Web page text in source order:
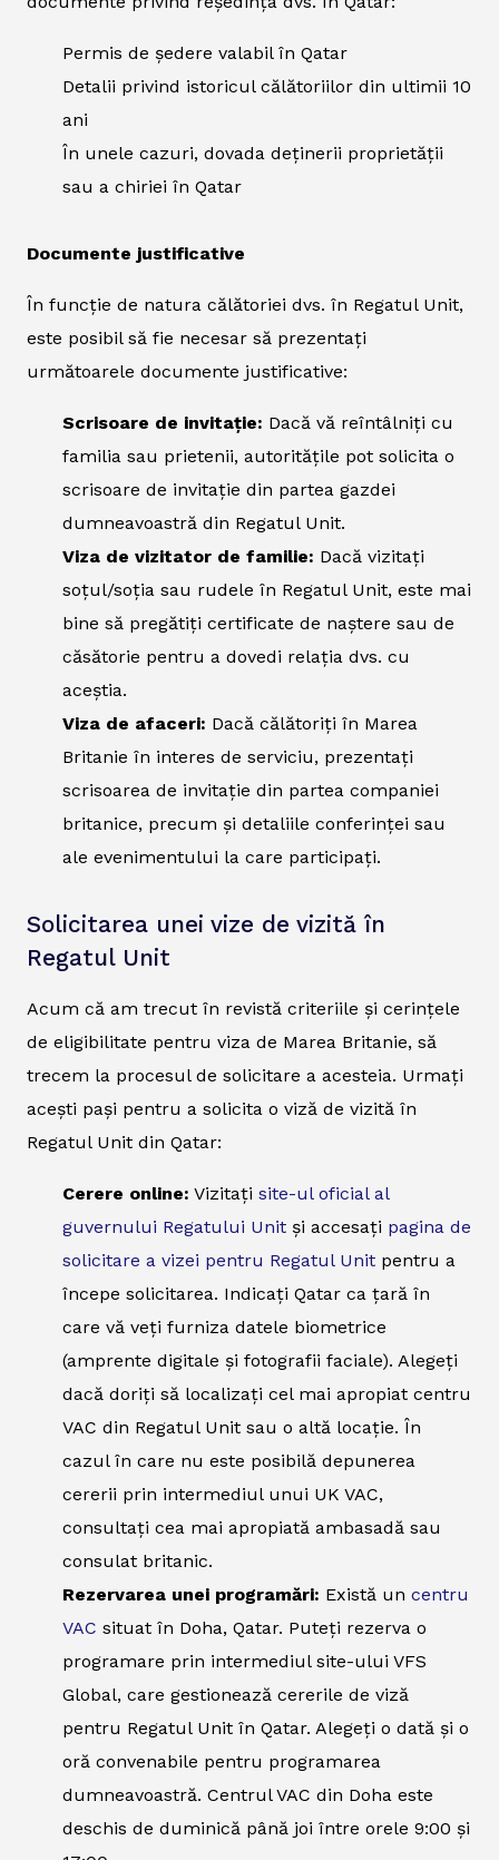
Permis de ședere valabil în Qatar
Detalii privind istoricul călătoriilor din ultimii 10
ani
În unele cazuri, dovada deținerii proprietății
sau a chiriei în Qatar
Documente justificative
În funcție de natura călătoriei dvs. în Regatul Unit,
este posibil să fie necesar să prezentați
următoarele documente justificative:
Scrisoare de invitație: Dacă vă reîntâlniți cu
familia sau prietenii, autoritățile pot solicita o
scrisoare de invitație din partea gazdei
dumneavoastră din Regatul Unit.
Viza de vizitator de familie: Dacă vizitați
soțul/soția sau rudele în Regatul Unit, este mai
bine să pregătiți certificate de naștere sau de
căsătorie pentru a dovedi relația dvs. cu
aceștia.
Viza de afaceri: Dacă călătoriți în Marea
Britanie în interes de serviciu, prezentați
scrisoarea de invitație din partea companiei
britanice, precum și detaliile conferinței sau
ale evenimentului la care participați.
Solicitarea unei vize de vizită în
Regatul Unit
Acum că am trecut în revistă criteriile și cerințele
de eligibilitate pentru viza de Marea Britanie, să
trecem la procesul de solicitare a acesteia. Urmați
acești pași pentru a solicita o viză de vizită în
Regatul Unit din Qatar:
Cerere online: Vizitați site-ul oficial al
guvernului Regatului Unit și accesați pagina de
solicitare a vizei pentru Regatul Unit pentru a
începe solicitarea. Indicați Qatar ca țară în
care vă veți furniza datele biometrice
(amprente digitale și fotografii faciale). Alegeți
dacă doriți să localizați cel mai apropiat centru
VAC din Regatul Unit sau o altă locație. În
cazul în care nu este posibilă depunerea
cererii prin intermediul unui UK VAC,
consultați cea mai apropiată ambasadă sau
consulat britanic.
Rezervarea unei programări: Există un centru
VAC situat în Doha, Qatar. Puteți rezerva o
programare prin intermediul site-ului VFS
Global, care gestionează cererile de viză
pentru Regatul Unit în Qatar. Alegeți o dată și o
oră convenabile pentru programarea
dumneavoastră. Centrul VAC din Doha este
deschis de duminică până joi între orele 9:00 și